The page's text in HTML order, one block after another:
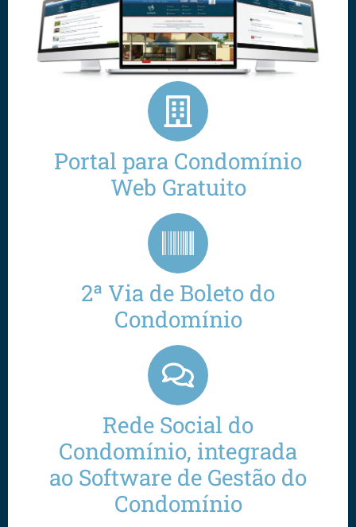
Portal para Condomínio
Web Gratuito
2ª Via de Boleto do
Condomínio
Rede Social do
Condomínio, integrada
ao Software de Gestão do
Condomínio